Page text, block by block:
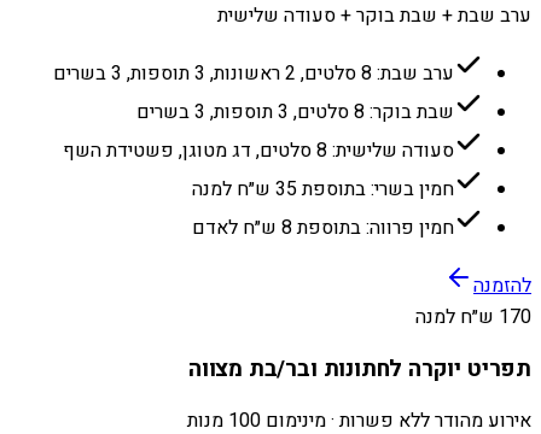
ערב שבת + שבת בוקר + סעודה שלישית
ערב שבת: 8 סלטים, 2 ראשונות, 3 תוספות, 3 בשרים
שבת בוקר: 8 סלטים, 3 תוספות, 3 בשרים
סעודה שלישית: 8 סלטים, דג מטוגן, פשטידת השף
חמין בשרי: בתוספת 35 ש״ח למנה
חמין פרווה: בתוספת 8 ש״ח לאדם
להזמנה
170 ש״ח למנה
תפריט יוקרה לחתונות ובר/בת מצווה
אירוע מהודר ללא פשרות · מינימום 100 מנות